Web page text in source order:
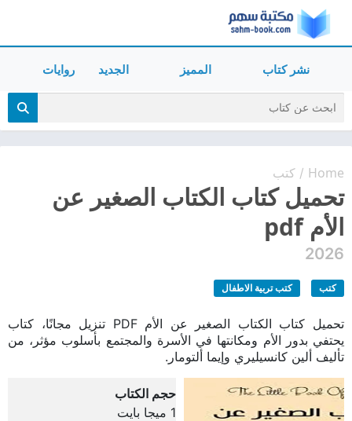
نشر كتاب المميز الجديد روايات
Home
/ كتب
تحميل كتاب الكتاب الصغير عن
الأم pdf
2026
كتب كتب تربية الاطفال
تحميل كتاب الكتاب الصغير عن الأم PDF تنزيل مجانًا، كتاب
يحتفي بدور الأم ومكانتها في الأسرة والمجتمع بأسلوب مؤثر، من
تأليف ألين كانسيليري وإيما ألتومار.
حجم الكتاب
1 ميجا بايت